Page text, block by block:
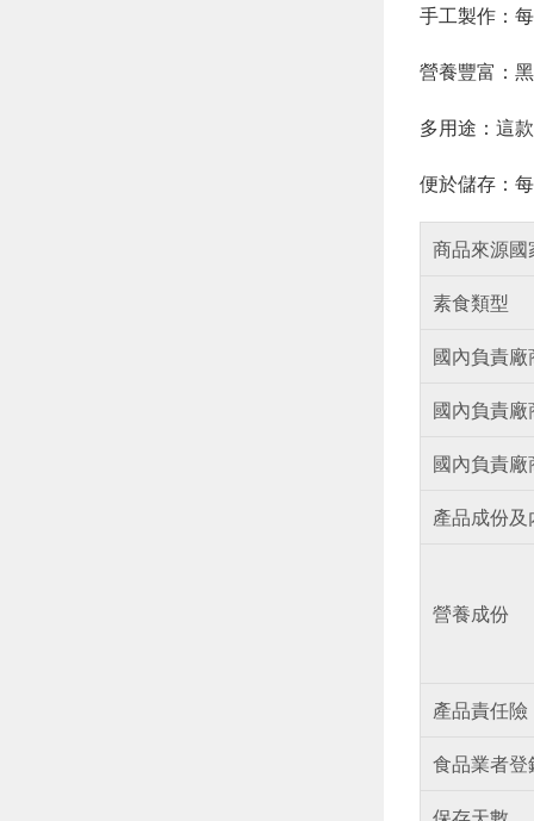
手工製作：
營養豐富：
多用途：這
便於儲存：
商品來源國
素食類型
國內負責
國內負責
國內負責
產品成份
營養成份
產品責任險
食品業者登